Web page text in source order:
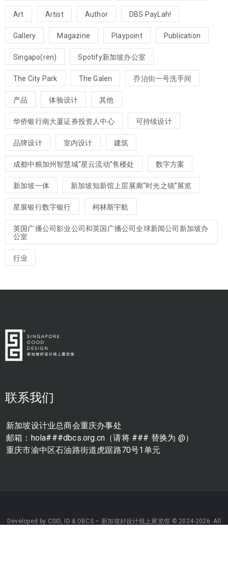
Art Artist Author DBS PayLah!
Gallery Magazine Playpoint Publication
Singapo(ren) Spotify新加坡办公室
The City Park The Galen 乔治街一号洗手间
产品 体验设计 其他
华侨银行南大厦证券投资人中心 可持续设计
品牌设计 室内设计 建筑
成都中粮加州智慧城“星云流动”售楼处 数字方案
新加坡一体 新加坡知新馆上层展廊“时光之镜”展览
星展银行数字银行 柯林斯宇航
英国广播公司影业公司和英国广播公司全球新闻公司新加坡办
公室
行业
联系我们
新加坡设计业总商会重庆办事处
邮箱：hola###dbcs.org.cn（请将 ### 替换为 @）
重庆市渝中区石油路街道虎踞路70号1单元
Developed by CSID, ID & DBCS – 新加坡好设计线上展览馆 © 2024-2026. All